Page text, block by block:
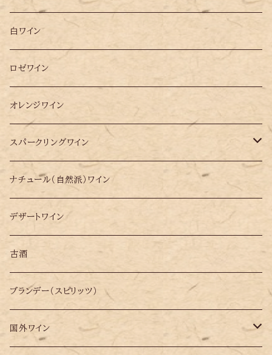
大阪万博ポルトガル・パビリオンで提供したワイン10選
白ワイン
ロゼワイン
オレンジワイン
スパークリングワイン
シードル
シャンパン
ナチュール（自然派）ワイン
デザートワイン
古酒
ブランデー（スピリッツ）
国外ワイン